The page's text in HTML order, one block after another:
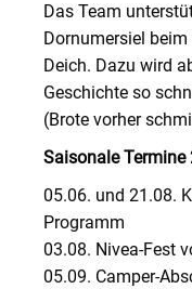
Das Team
Dornumersiel
Deich. Dazu wird
Geschichte so
(Brote vorher
Saisonale Termine
05.06. und 21.08.
Programm
03.08. Nivea-Fest
05.09. Camper-